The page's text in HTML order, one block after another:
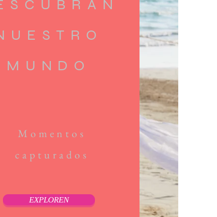
MUNDO
Momentos
capturados
EXPLOREN